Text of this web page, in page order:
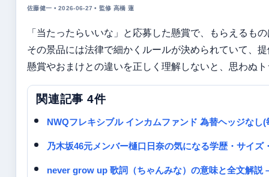
佐藤健一 • 2026-06-27 • 監修 高橋 蓮
「当たったらいいな」と応募した懸賞で、もらえるも
その景品には法律で細かくルールが決められていて、
懸賞やおまけとの違いを正しく理解しないと、思わぬ
関連記事 4件
NWQフレキシブル インカムファンド 為替ヘッジな
乃木坂46元メンバー樋口日奈の気になる学歴・サイ
never grow up 歌詞（ちゃんみな）の意味と全文解説